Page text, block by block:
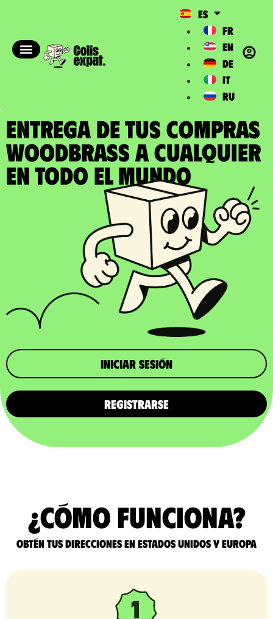
ES
FR
EN
DE
IT
RU
ENTREGA DE TUS COMPRAS
WOODBRASS a cualquier
en todo el Mundo
iniciar sesión
REGISTRARSE
¿Cómo funciona?
Obtén tus direcciones en Estados Unidos y Europa